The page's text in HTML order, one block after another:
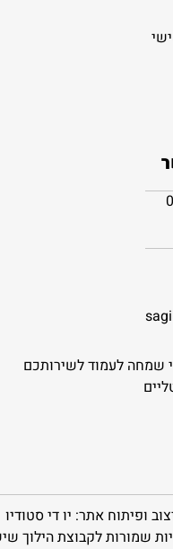
שמחה לעמוד לשירותכם
ופיתוח אתר: יו די סטודיו
שמורות לקבוצת הילוך